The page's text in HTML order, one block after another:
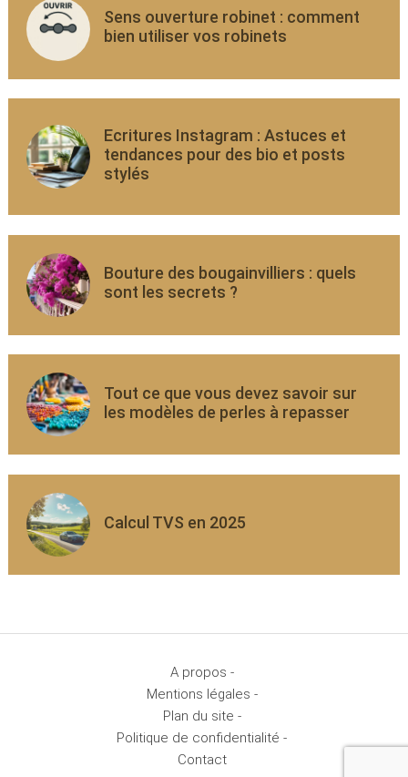
Sens ouverture robinet : comment
bien utiliser vos robinets
Ecritures Instagram : Astuces et
tendances pour des bio et posts
stylés
Bouture des bougainvilliers : quels
sont les secrets ?
Tout ce que vous devez savoir sur
les modèles de perles à repasser
Calcul TVS en 2025
A propos -
Mentions légales -
Plan du site -
Politique de confidentialité -
Contact